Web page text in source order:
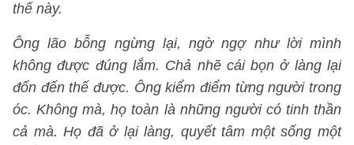
thế này.
Ông lão bỗng ngừng lại, ngờ ngợ như lời mình
không được đúng lắm. Chả nhẽ cái bọn ở làng lại
đốn đến thế được. Ông kiểm điểm từng người trong
óc. Không mà, họ toàn là những người có tinh thần
cả mà. Họ đã ở lại làng, quyết tâm một sống một